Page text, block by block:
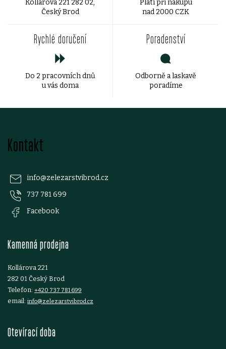
r
Kollárova 221 282 02,
Český Brod
Platí při nákupu
nad 2000 CZK
Rychlé doručení
Do 2 pracovních dnů
u vás doma
Poradenství
Odborně a laskavě
poradíme
Kontakt
info@zelezarstvibrod.cz
737 781 699
Facebook
Kamenná prodejna
Kollárova 221
282 01 Český Brod
Telefon: +420 737 781 699
email: info@zelezarstvibrod.cz
Otevírací doba